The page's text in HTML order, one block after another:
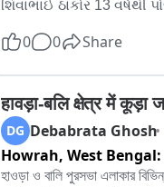
શિવાભાઈ ઠાકોર 13
સકંજા’ અંતર્ગત બોરસદ
આરોપીની ધરપકડ કરી
પોલીસની ટીમને મળી મોટી
0 0 Share
हावड़ा-बलि क्षेत्र में कूड़ा
DG Debabrata Ghosh
Howrah, West Bengal:
হাওড়া ও বালি পুরসভা এলাকার